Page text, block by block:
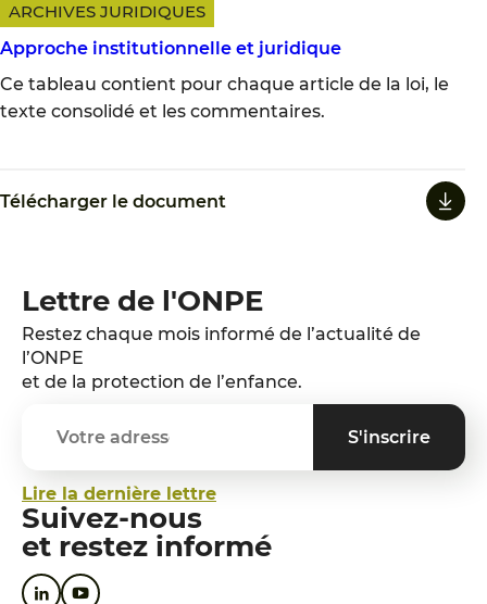
ARCHIVES JURIDIQUES
Approche institutionnelle et juridique
Ce tableau contient pour chaque article de la loi, le
texte consolidé et les commentaires.
Télécharger le document
Lettre de l'ONPE
Restez chaque mois informé de l’actualité de
l’ONPE
et de la protection de l’enfance.
Lire la dernière lettre
Suivez-nous
et restez informé